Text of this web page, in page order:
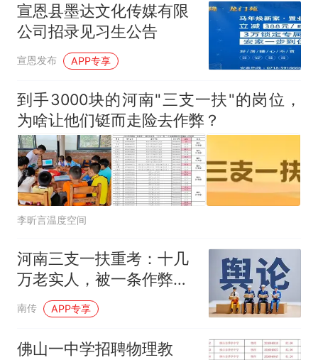
宣恩县墨达文化传媒有限
公司招录见习生公告
宣恩发布 APP专享
到手3000块的河南"三支一扶"的岗位，
为啥让他们铤而走险去作弊？
李昕言温度空间
河南三支一扶重考：十几
万老实人，被一条作弊产
业链“干翻”了
南传 APP专享
佛山一中学招聘物理教